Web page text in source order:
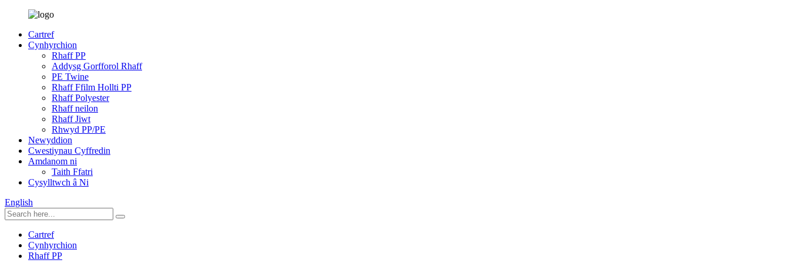
Cartref
Cynhyrchion
Rhaff PP
Addysg Gorfforol Rhaff
PE Twine
Rhaff Ffilm Hollti PP
Rhaff Polyester
Rhaff neilon
Rhaff Jiwt
Rhwyd PP/PE
Newyddion
Cwestiynau Cyffredin
Amdanom ni
Taith Ffatri
Cysylltwch â Ni
English
Cartref
Cynhyrchion
Rhaff PP